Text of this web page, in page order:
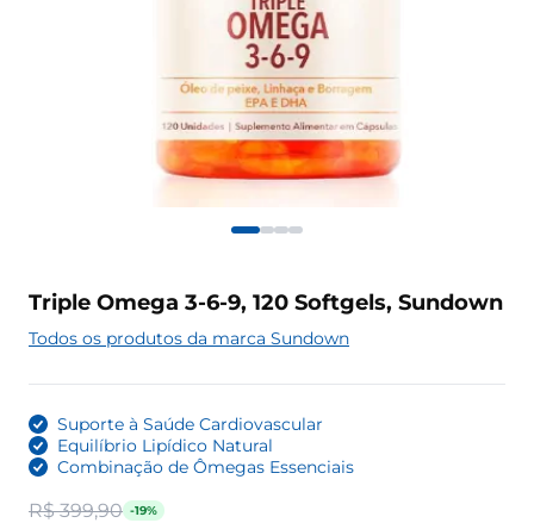
Triple Omega 3-6-9, 120 Softgels, Sundown
Todos os produtos da marca Sundown
Suporte à Saúde Cardiovascular
Equilíbrio Lipídico Natural
Combinação de Ômegas Essenciais
R$ 399,90 -19%